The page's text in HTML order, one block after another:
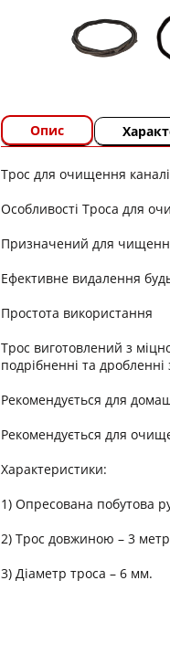
Опис
Трос для очищення
Особливості Троса для
Призначений для
Ефективне видалення
Простота використання
Трос виготовлений з
подрібненні та
Рекомендується для
Рекомендується для
Характеристики:
1) Опресована побутова
2) Трос довжиною – 3
3) Діаметр троса – 6 мм.